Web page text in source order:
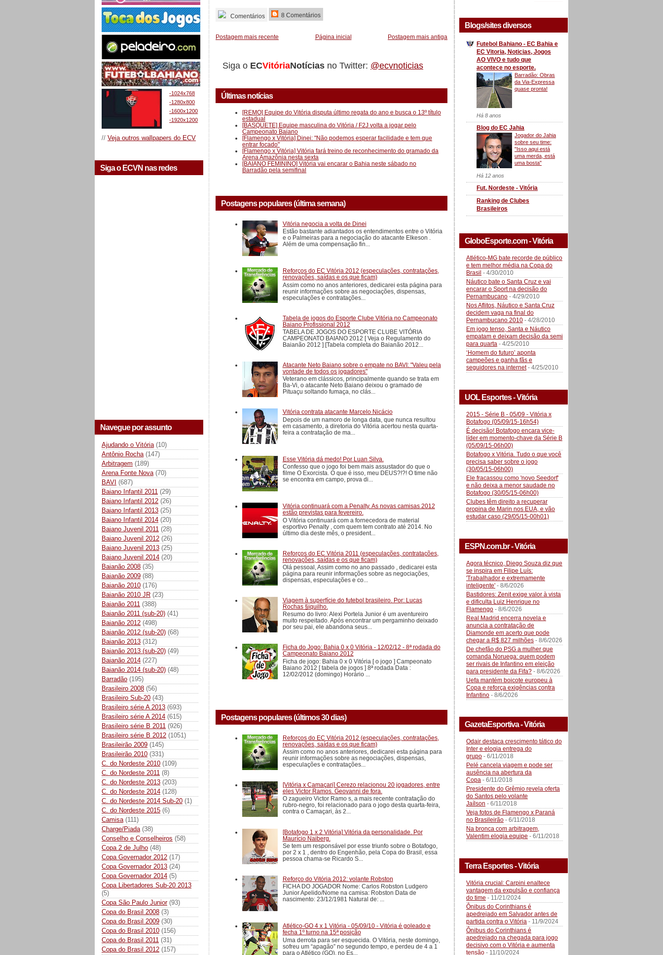
-1024x768
-1280x800
-1600x1200
-1920x1200
// Veja outros wallpapers do ECV
Siga o ECVN nas redes
Navegue por assunto
Ajudando o Vitória (10)
Antônio Rocha (147)
Arbitragem (189)
Arena Fonte Nova (70)
BAVI (687)
Baiano Infantil 2011 (29)
Baiano Infantil 2012 (26)
Baiano Infantil 2013 (25)
Baiano Infantil 2014 (20)
Baiano Juvenil 2011 (28)
Baiano Juvenil 2012 (26)
Baiano Juvenil 2013 (25)
Baiano Juvenil 2014 (20)
Baianão 2008 (35)
Baianão 2009 (88)
Baianão 2010 (176)
Baianão 2010 JR (23)
Baianão 2011 (388)
Baianão 2011 (sub-20) (41)
Baianão 2012 (498)
Baianão 2012 (sub-20) (68)
Baianão 2013 (312)
Baianão 2013 (sub-20) (49)
Baianão 2014 (227)
Baianão 2014 (sub-20) (48)
Barradão (195)
Brasileiro 2008 (56)
Brasileiro Sub-20 (43)
Brasileiro série A 2013 (693)
Brasileiro série A 2014 (615)
Brasileiro série B 2011 (926)
Brasileiro série B 2012 (1051)
Brasileirão 2009 (145)
Brasileirão 2010 (331)
C. do Nordeste 2010 (109)
C. do Nordeste 2011 (8)
C. do Nordeste 2013 (203)
C. do Nordeste 2014 (128)
C. do Nordeste 2014 Sub-20 (1)
C. do Nordeste 2015 (6)
Camisa (111)
Charge/Piada (38)
Conselho e Conselheiros (58)
Copa 2 de Julho (48)
Copa Governador 2012 (17)
Copa Governador 2013 (24)
Copa Governador 2014 (5)
Copa Libertadores Sub-20 2013
(5)
Copa São Paulo Junior (93)
Copa do Brasil 2008 (3)
Copa do Brasil 2009 (30)
Copa do Brasil 2010 (156)
Copa do Brasil 2011 (31)
Copa do Brasil 2012 (157)
Comentários 8 Comentários
Postagem mais recente Postagem mais antiga
Página inicial
Siga o ECVitóriaNotícias no Twitter: @ecvnoticias
Últimas notícias
[REMO] Equipe do Vitória disputa último regata do ano e busca o 13º título
estadual
[BASQUETE] Equipe masculina do Vitória / F2J volta a jogar pelo
Campeonato Baiano
[Flamengo x Vitória] Dinei: "Não podemos esperar facilidade e tem que
entrar focado"
[Flamengo x Vitória] Vitória fará treino de reconhecimento do gramado da
Arena Amazônia nesta sexta
[BAIANO FEMININO] Vitória vai encarar o Bahia neste sábado no
Barradão pela semifinal
Postagens populares (última semana)
Vitória negocia a volta de Dinei
Estão bastante adiantados os entendimentos entre o Vitória
e o Palmeiras para a negociação do atacante Elkeson .
Além de uma compensação fin...
Reforços do EC Vitória 2012 (especulações, contratações,
renovações, saídas e os que ficam)
Assim como no anos anteriores, dedicarei esta página para
reunir informações sobre as negociações, dispensas,
especulações e contratações...
Tabela de jogos do Esporte Clube Vitória no Campeonato
Baiano Profissional 2012
TABELA DE JOGOS DO ESPORTE CLUBE VITÓRIA
CAMPEONATO BAIANO 2012 [ Veja o Regulamento do
Baianão 2012 ] [Tabela completa do Baianão 2012...
Atacante Neto Baiano sobre o empate no BAVI: "Valeu pela
vontade de todos os jogadores"
Veterano em clássicos, principalmente quando se trata em
Ba-Vi, o atacante Neto Baiano deixou o gramado de
Pituaçu soltando fumaça, no clás...
Vitória contrata atacante Marcelo Nicácio
Depois de um namoro de longa data, que nunca resultou
em casamento, a diretoria do Vitória acertou nesta quarta-
feira a contratação de ma...
Esse Vitória dá medo! Por Luan Silva.
Confesso que o jogo foi bem mais assustador do que o
filme O Exorcista. O que é isso, meu DEUS?!?! O time não
se encontra em campo, prova di...
Vitória continuará com a Penalty. As novas camisas 2012
estão previstas para fevereiro.
O Vitória continuará com a fornecedora de material
esportivo Penalty , com quem tem contrato até 2014. No
último dia deste mês, o president...
Reforços do EC Vitória 2011 (especulações, contratações,
renovações, saídas e os que ficam)
Olá pessoal, Assim como no ano passado , dedicarei esta
página para reunir informações sobre as negociações,
dispensas, especulações e co...
Viagem à superfície do futebol brasileiro. Por: Lucas
Rochas §iquilho.
Resumo do livro: Alexi Portela Junior é um aventureiro
muito respeitado. Após encontrar um pergaminho deixado
por seu pai, ele abandona seus...
Ficha do Jogo: Bahia 0 x 0 Vitória - 12/02/12 - 8ª rodada do
Campeonato Baiano 2012
Ficha de jogo: Bahia 0 x 0 Vitória [ o jogo ] Campeonato
Baiano 2012 [ tabela de jogos ] 8ª rodada Data :
12/02/2012 (domingo) Horário ...
Postagens populares (últimos 30 dias)
Reforços do EC Vitória 2012 (especulações, contratações,
renovações, saídas e os que ficam)
Assim como no anos anteriores, dedicarei esta página para
reunir informações sobre as negociações, dispensas,
especulações e contratações...
[Vitória x Camaçari] Cerezo relacionou 20 jogadores, entre
eles Victor Ramos. Geovanni de fora.
O zagueiro Victor Ramo s, a mais recente contratação do
rubro-negro, foi relacionado para o jogo desta quarta-feira,
contra o Camaçari, às 2...
[Botafogo 1 x 2 Vitória] Vitória da personalidade. Por
Maurício Naiberg.
Se tem um responsável por esse triunfo sobre o Botafogo,
por 2 x 1 , dentro do Engenhão, pela Copa do Brasil, essa
pessoa chama-se Ricardo S...
Reforço do Vitória 2012: volante Robston
FICHA DO JOGADOR Nome: Carlos Robston Ludgero
Junior Apelido/Nome na camisa: Robston Data de
nascimento: 23/12/1981 Natural de: ...
Atlético-GO 4 x 1 Vitória - 05/09/10 - Vitória é goleado e
fecha 1º turno na 15ª posição
Uma derrota para ser esquecida. O Vitória, neste domingo,
sofreu um “apagão” no segundo tempo, e perdeu de 4 a 1
para o Atlético (GO), no Es...
Blogs/sites diversos
Futebol Bahiano - EC Bahia e
EC Vitoria, Noticias, Jogos
AO VIVO e tudo que
acontece no esporte.
Barradão: Obras
da Via-Expressa
quase pronta!
Há 8 anos
Blog do EC Jahia
Jogador do Jahia
sobre seu time:
"Isso aqui está
uma merda, está
uma bosta"
Há 12 anos
Fut. Nordeste - Vitória
Ranking de Clubes
Brasileiros
GloboEsporte.com - Vitória
Atlético-MG bate recorde de público
e tem melhor média na Copa do
Brasil - 4/30/2010
Náutico bate o Santa Cruz e vai
encarar o Sport na decisão do
Pernambucano - 4/29/2010
Nos Aflitos, Náutico e Santa Cruz
decidem vaga na final do
Pernambucano 2010 - 4/28/2010
Em jogo tenso, Santa e Náutico
empatam e deixam decisão da semi
para quarta - 4/25/2010
‘Homem do futuro’ aponta
campeões e ganha fãs e
seguidores na internet- 4/25/2010
UOL Esportes - Vitória
2015 - Série B - 05/09 - Vitória x
Botafogo (05/09/15-16h54)
É decisão! Botafogo encara vice-
líder em momento-chave da Série B
(05/09/15-06h00)
Botafogo x Vitória. Tudo o que você
precisa saber sobre o jogo
(30/05/15-06h00)
Ele fracassou como 'novo Seedorf'
e não deixa a menor saudade no
Botafogo (30/05/15-06h00)
Clubes têm direito a recuperar
propina de Marin nos EUA, e vão
estudar caso (29/05/15-00h01)
ESPN.com.br - Vitória
Agora técnico, Diego Souza diz que
se inspira em Filipe Luís:
'Trabalhador e extremamente
inteligente' - 8/6/2026
Bastidores: Zenit exige valor à vista
e dificulta Luiz Henrique no
Flamengo - 8/6/2026
Real Madrid encerra novela e
anuncia a contratação de
Diamonde em acerto que pode
chegar a R$ 827 milhões - 8/6/2026
De chefão do PSG a mulher que
comanda Noruega: quem podem
ser rivais de Infantino em eleição
para presidente da Fifa? - 8/6/2026
Uefa mantém boicote europeu à
Copa e reforça exigências contra
Infantino - 8/6/2026
GazetaEsportiva - Vitória
Odair destaca crescimento tático do
Inter e elogia entrega do
grupo - 6/11/2018
Pelé cancela viagem e pode ser
ausência na abertura da
Copa - 6/11/2018
Presidente do Grêmio revela oferta
do Santos pelo volante
Jaílson - 6/11/2018
Veja fotos de Flamengo x Paraná
no Brasileirão - 6/11/2018
Na bronca com arbitragem,
Valentim elogia equipe - 6/11/2018
Terra Esportes - Vitória
Vitória crucial: Carpini enaltece
vantagem da expulsão e confiança
do time - 11/21/2024
Ônibus do Corinthians é
apedrejado em Salvador antes de
partida contra o Vitória - 11/9/2024
Ônibus do Corinthians é
apedrejado na chegada para jogo
decisivo com o Vitória e aumenta
tensão - 11/10/2024